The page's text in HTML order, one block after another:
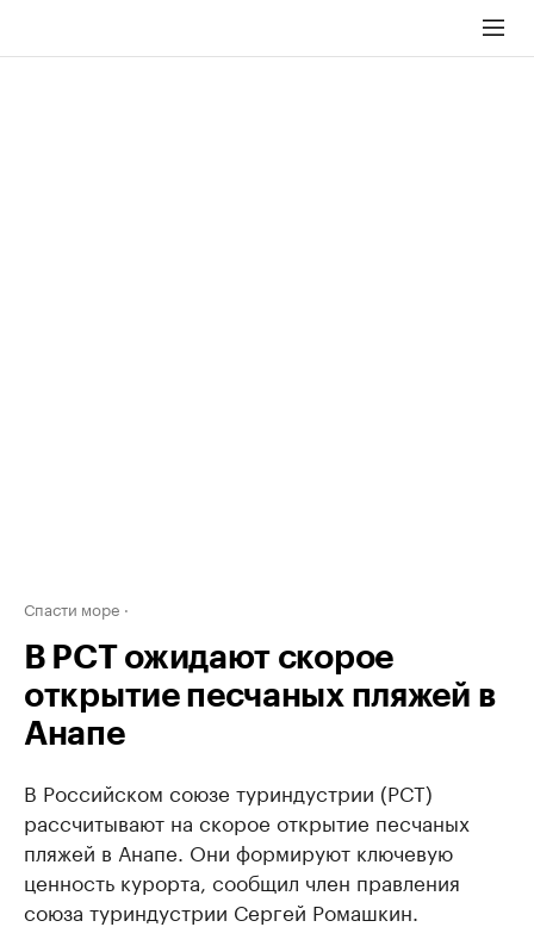
Спасти море
В РСТ ожидают скорое
открытие песчаных пляжей в
Анапе
В Российском союзе туриндустрии (РСТ)
рассчитывают на скорое открытие песчаных
пляжей в Анапе. Они формируют ключевую
ценность курорта, сообщил член правления
союза туриндустрии Сергей Ромашкин.